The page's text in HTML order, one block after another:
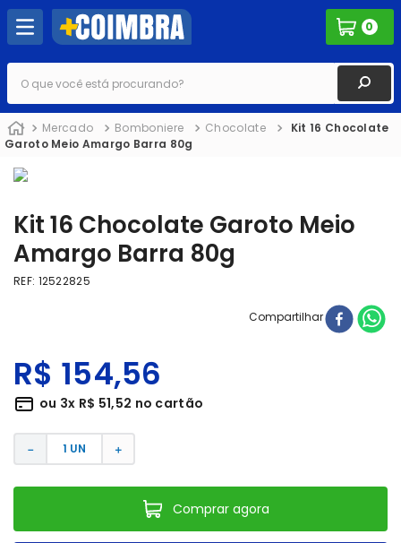
0
O que você está procurando?
Mercado Bomboniere Chocolate
Kit 16 Chocolate
Garoto Meio Amargo Barra 80g
Kit 16 Chocolate Garoto Meio
Amargo Barra 80g
REF: 12522825
Compartilhar
R$ 154,56
ou 3x R$ 51,52 no cartão
＋
－
Comprar agora